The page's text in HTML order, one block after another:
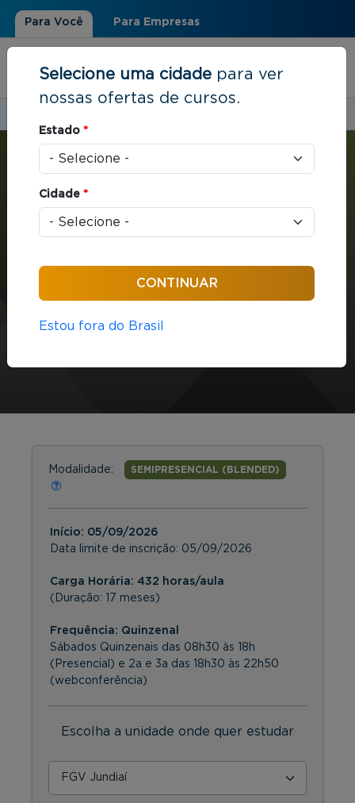
Para Você Para Empresas
Você está aqui
Marketing e Vendas
MBA
Modalidade: SEMIPRESENCIAL (BLENDED)
Início: 05/09/2026
Data limite de inscrição: 05/09/2026
Carga Horária: 432 horas/aula
(Duração: 17 meses)
Frequência: Quinzenal
Sábados Quinzenais das 08h30 às 18h
(Presencial) e 2a e 3a das 18h30 às 22h50
(webconferência)
Escolha a unidade onde quer estudar
Selecione uma cidade para ver
nossas ofertas de cursos.
Estado *
Cidade *
Estou fora do Brasil